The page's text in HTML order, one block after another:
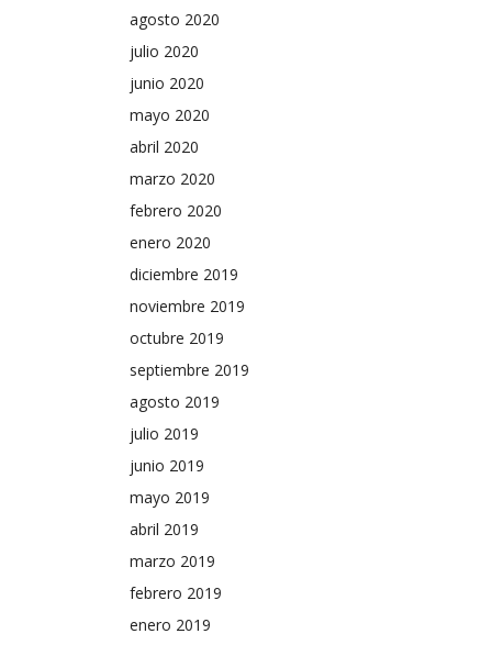
agosto 2020
julio 2020
junio 2020
mayo 2020
abril 2020
marzo 2020
febrero 2020
enero 2020
diciembre 2019
noviembre 2019
octubre 2019
septiembre 2019
agosto 2019
julio 2019
junio 2019
mayo 2019
abril 2019
marzo 2019
febrero 2019
enero 2019